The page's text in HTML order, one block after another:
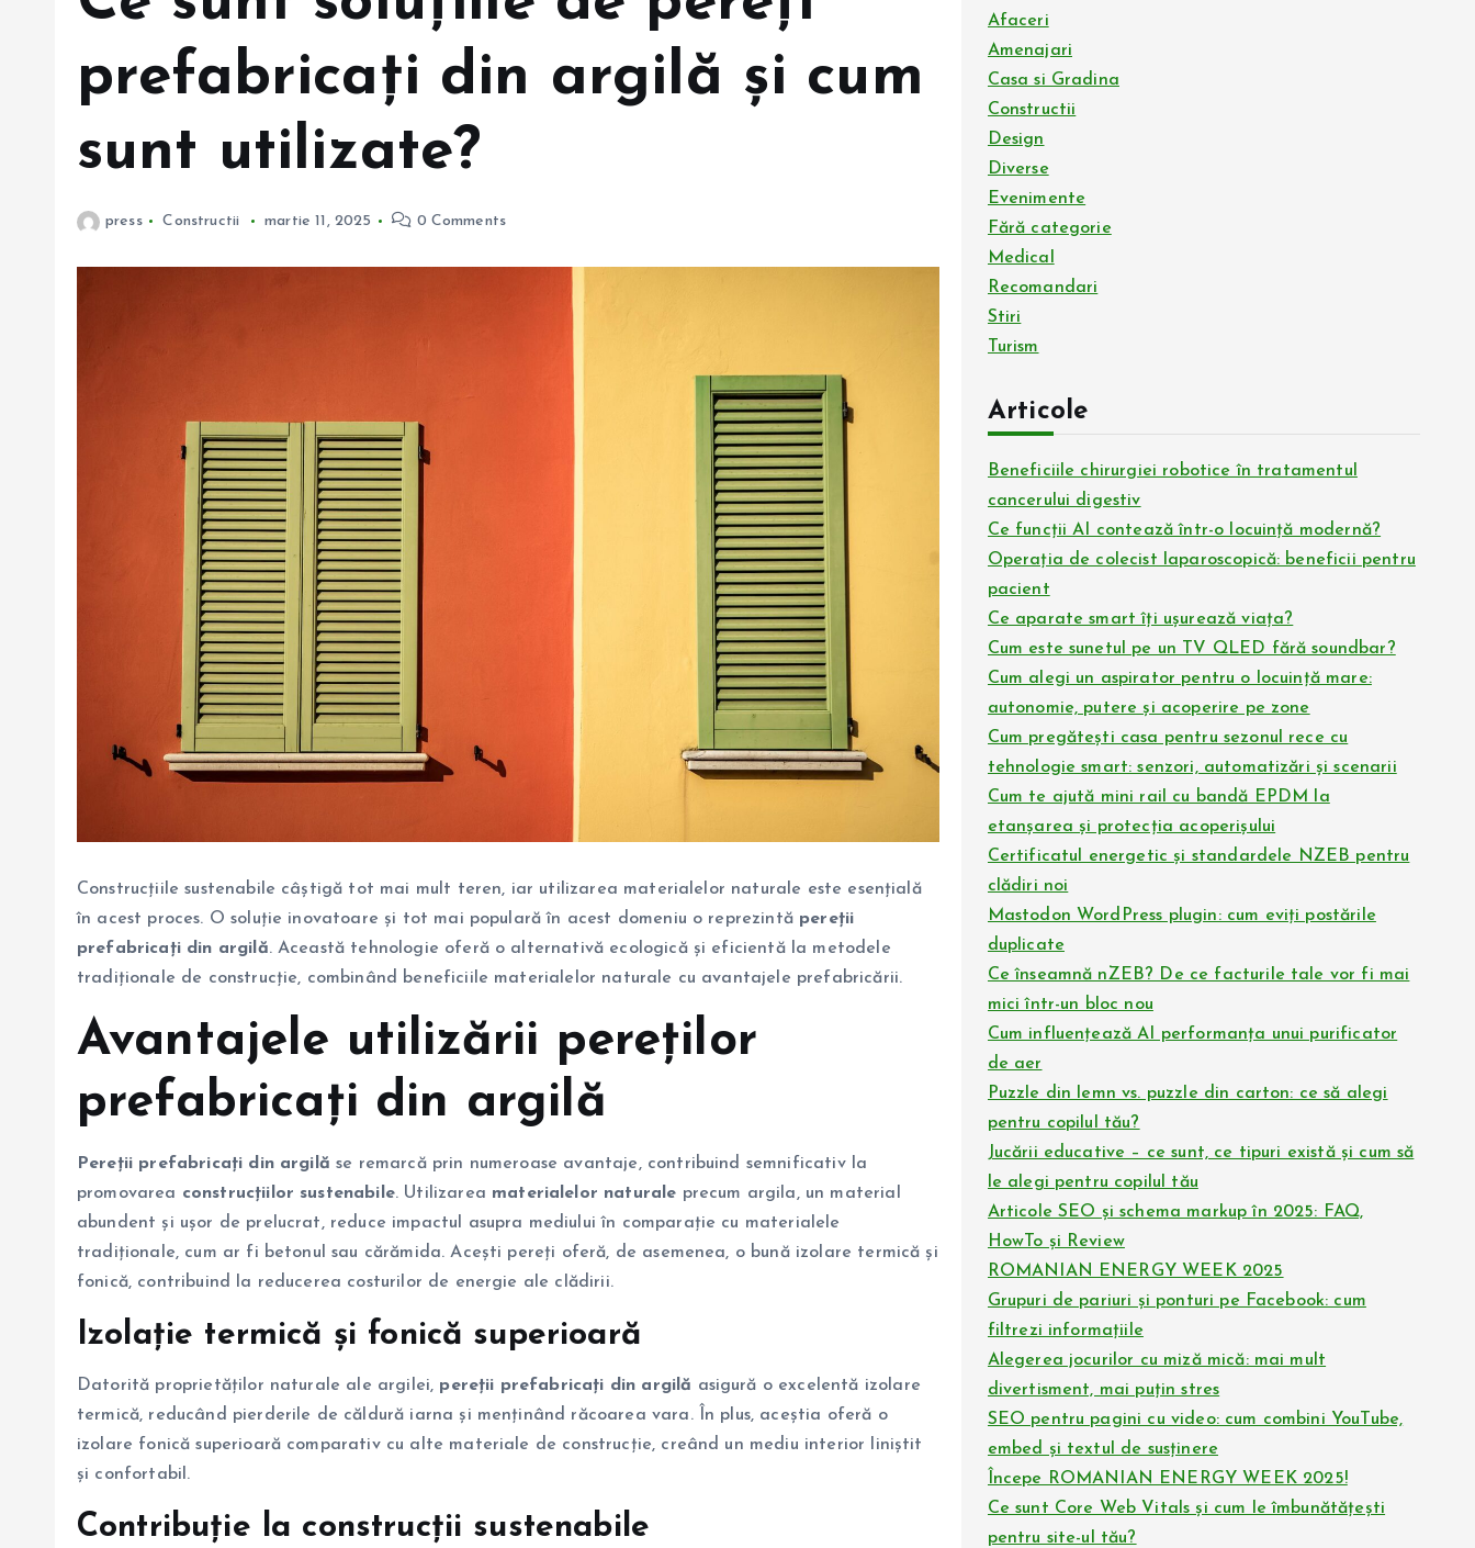
prefabricați din argilă și cum
sunt utilizate?
press Constructii martie 11, 2025 0 Comments
Construcțiile sustenabile câștigă tot mai mult teren, iar utilizarea materialelor naturale este esențială
în acest proces. O soluție inovatoare și tot mai populară în acest domeniu o reprezintă pereții
prefabricați din argilă. Această tehnologie oferă o alternativă ecologică și eficientă la metodele
tradiționale de construcție, combinând beneficiile materialelor naturale cu avantajele prefabricării.
Avantajele utilizării pereților
prefabricați din argilă
Pereții prefabricați din argilă se remarcă prin numeroase avantaje, contribuind semnificativ la
promovarea construcțiilor sustenabile. Utilizarea materialelor naturale precum argila, un material
abundent și ușor de prelucrat, reduce impactul asupra mediului în comparație cu materialele
tradiționale, cum ar fi betonul sau cărămida. Acești pereți oferă, de asemenea, o bună izolare termică și
fonică, contribuind la reducerea costurilor de energie ale clădirii.
Izolație termică și fonică superioară
Datorită proprietăților naturale ale argilei, pereții prefabricați din argilă asigură o excelentă izolare
termică, reducând pierderile de căldură iarna și menținând răcoarea vara. În plus, aceștia oferă o
izolare fonică superioară comparativ cu alte materiale de construcție, creând un mediu interior liniștit
și confortabil.
Contribuție la construcții sustenabile
Afaceri
Amenajari
Casa si Gradina
Constructii
Design
Diverse
Evenimente
Fără categorie
Medical
Recomandari
Stiri
Turism
Articole
Beneficiile chirurgiei robotice în tratamentul
cancerului digestiv
Ce funcții AI contează într-o locuință modernă?
Operația de colecist laparoscopică: beneficii pentru
pacient
Ce aparate smart îți ușurează viața?
Cum este sunetul pe un TV QLED fără soundbar?
Cum alegi un aspirator pentru o locuință mare:
autonomie, putere și acoperire pe zone
Cum pregătești casa pentru sezonul rece cu
tehnologie smart: senzori, automatizări și scenarii
Cum te ajută mini rail cu bandă EPDM la
etanșarea și protecția acoperișului
Certificatul energetic și standardele NZEB pentru
clădiri noi
Mastodon WordPress plugin: cum eviți postările
duplicate
Ce înseamnă nZEB? De ce facturile tale vor fi mai
mici într-un bloc nou
Cum influențează AI performanța unui purificator
de aer
Puzzle din lemn vs. puzzle din carton: ce să alegi
pentru copilul tău?
Jucării educative – ce sunt, ce tipuri există și cum să
le alegi pentru copilul tău
Articole SEO și schema markup în 2025: FAQ,
HowTo și Review
ROMANIAN ENERGY WEEK 2025
Grupuri de pariuri și ponturi pe Facebook: cum
filtrezi informațiile
Alegerea jocurilor cu miză mică: mai mult
divertisment, mai puțin stres
SEO pentru pagini cu video: cum combini YouTube,
embed și textul de susținere
Începe ROMANIAN ENERGY WEEK 2025!
Ce sunt Core Web Vitals și cum le îmbunătățești
pentru site-ul tău?